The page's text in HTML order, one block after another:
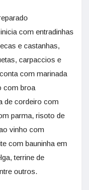
com entradinhas
e castanhas,
carpaccios e
com marinada
com broa
de cordeiro com
parma, risoto de
vinho com
com bauninha em
terrine de
outros.